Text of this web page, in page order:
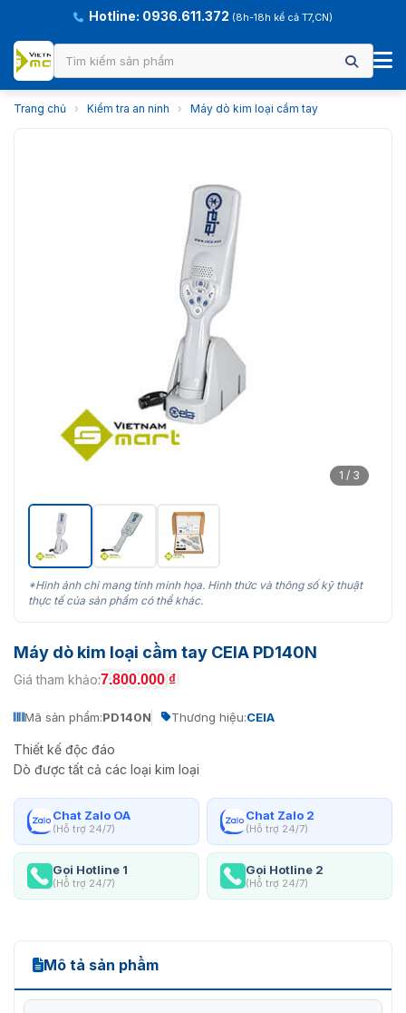
Hotline: 0936.611.372 (8h-18h kể cả T7,CN)
Trang chủ › Kiểm tra an ninh › Máy dò kim loại cầm tay
1 / 3
*Hình ảnh chỉ mang tính minh họa. Hình thức và thông số kỹ thuật
thực tế của sản phẩm có thể khác.
Máy dò kim loại cầm tay CEIA PD140N
Giá tham khảo:7.800.000₫
Mã sản phẩm:PD140N Thương hiệu:CEIA
Thiết kế độc đáo
Dò được tất cả các loại kim loại
Chat Zalo OA
(Hỗ trợ 24/7)
Chat Zalo 2
(Hỗ trợ 24/7)
Gọi Hotline 1
(Hỗ trợ 24/7)
Gọi Hotline 2
(Hỗ trợ 24/7)
Mô tả sản phẩm